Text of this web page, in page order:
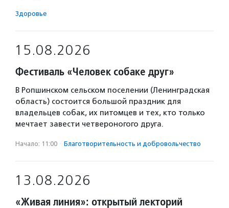
Здоровье
15.08.2026
Фестиваль «Человек собаке друг»
В Ропшинском сельском поселении (Ленинградская
область) состоится большой праздник для
владельцев собак, их питомцев и тех, кто только
мечтает завести четвероногого друга.
Начало: 11:00 · Благотвори­тель­ность и доброволь­чест­во
13.08.2026
«Живая линия»: открытый лекторий